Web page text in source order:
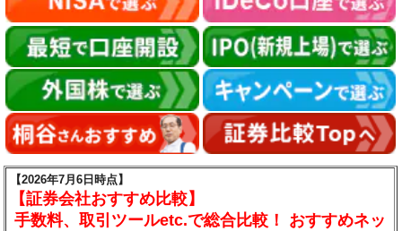
【2026年7月6日時点】
【証券会社おすすめ比較】
手数料、取引ツールetc.で総合比較！ おすすめネッ